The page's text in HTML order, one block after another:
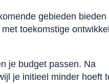
gebieden
toekomstige
je budget passen. Na
je initieel minder hoeft